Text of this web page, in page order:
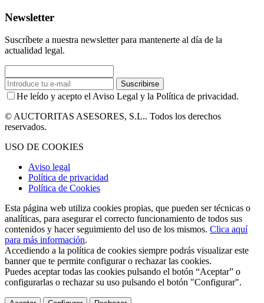
Newsletter
Suscríbete a nuestra newsletter para mantenerte al día de la
actualidad legal.
Suscribirse
He leído y acepto el Aviso Legal y la Política de privacidad.
© AUCTORITAS ASESORES, S.L.. Todos los derechos
reservados.
USO DE COOKIES
Aviso legal
Política de privacidad
Política de Cookies
Esta página web utiliza cookies propias, que pueden ser técnicas o
analíticas, para asegurar el correcto funcionamiento de todos sus
contenidos y hacer seguimiento del uso de los mismos. Clica aquí
para más información.
Accediendo a la política de cookies siempre podrás visualizar este
banner que te permite configurar o rechazar las cookies.
Puedes aceptar todas las cookies pulsando el botón “Aceptar” o
configurarlas o rechazar su uso pulsando el botón "Configurar".